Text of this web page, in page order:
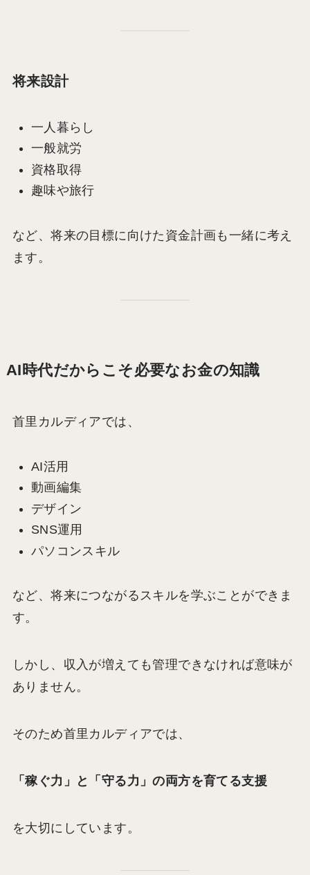
将来設計
一人暮らし
一般就労
資格取得
趣味や旅行
など、将来の目標に向けた資金計画も一緒に考え
ます。
AI時代だからこそ必要なお金の知識
首里カルディアでは、
AI活用
動画編集
デザイン
SNS運用
パソコンスキル
など、将来につながるスキルを学ぶことができま
す。
しかし、収入が増えても管理できなければ意味が
ありません。
そのため首里カルディアでは、
「稼ぐ力」と「守る力」の両方を育てる支援
を大切にしています。